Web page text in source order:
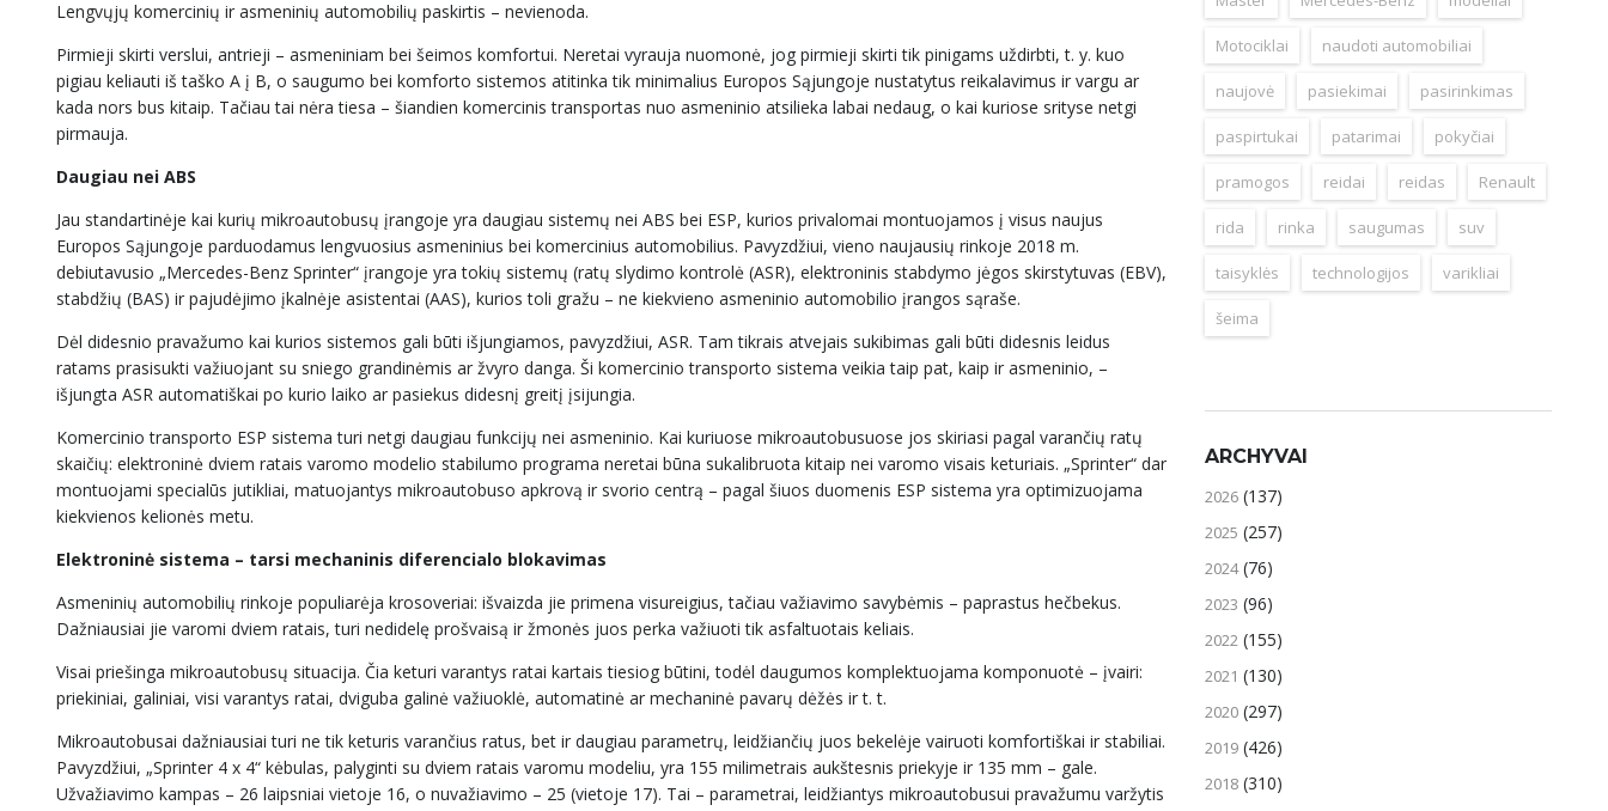
Lengvųjų komercinių ir asmeninių automobilių paskirtis – nevienoda.
Pirmieji skirti verslui, antrieji – asmeniniam bei šeimos komfortui. Neretai vyrauja nuomonė, jog pirmieji skirti tik pinigams uždirbti, t. y. kuo
pigiau keliauti iš taško A į B, o saugumo bei komforto sistemos atitinka tik minimalius Europos Sąjungoje nustatytus reikalavimus ir vargu ar
kada nors bus kitaip. Tačiau tai nėra tiesa – šiandien komercinis transportas nuo asmeninio atsilieka labai nedaug, o kai kuriose srityse netgi
pirmauja.
Daugiau nei ABS
Jau standartinėje kai kurių mikroautobusų įrangoje yra daugiau sistemų nei ABS bei ESP, kurios privalomai montuojamos į visus naujus
Europos Sąjungoje parduodamus lengvuosius asmeninius bei komercinius automobilius. Pavyzdžiui, vieno naujausių rinkoje 2018 m.
debiutavusio „Mercedes-Benz Sprinter“ įrangoje yra tokių sistemų (ratų slydimo kontrolė (ASR), elektroninis stabdymo jėgos skirstytuvas (EBV),
stabdžių (BAS) ir pajudėjimo įkalnėje asistentai (AAS), kurios toli gražu – ne kiekvieno asmeninio automobilio įrangos sąraše.
Dėl didesnio pravažumo kai kurios sistemos gali būti išjungiamos, pavyzdžiui, ASR. Tam tikrais atvejais sukibimas gali būti didesnis leidus
ratams prasisukti važiuojant su sniego grandinėmis ar žvyro danga. Ši komercinio transporto sistema veikia taip pat, kaip ir asmeninio, –
išjungta ASR automatiškai po kurio laiko ar pasiekus didesnį greitį įsijungia.
Komercinio transporto ESP sistema turi netgi daugiau funkcijų nei asmeninio. Kai kuriuose mikroautobusuose jos skiriasi pagal varančių ratų
skaičių: elektroninė dviem ratais varomo modelio stabilumo programa neretai būna sukalibruota kitaip nei varomo visais keturiais. „Sprinter“ dar
montuojami specialūs jutikliai, matuojantys mikroautobuso apkrovą ir svorio centrą – pagal šiuos duomenis ESP sistema yra optimizuojama
kiekvienos kelionės metu.
Elektroninė sistema – tarsi mechaninis diferencialo blokavimas
Asmeninių automobilių rinkoje populiarėja krosoveriai: išvaizda jie primena visureigius, tačiau važiavimo savybėmis – paprastus hečbekus.
Dažniausiai jie varomi dviem ratais, turi nedidelę prošvaisą ir žmonės juos perka važiuoti tik asfaltuotais keliais.
Visai priešinga mikroautobusų situacija. Čia keturi varantys ratai kartais tiesiog būtini, todėl daugumos komplektuojama komponuotė – įvairi:
priekiniai, galiniai, visi varantys ratai, dviguba galinė važiuoklė, automatinė ar mechaninė pavarų dėžės ir t. t.
Mikroautobusai dažniausiai turi ne tik keturis varančius ratus, bet ir daugiau parametrų, leidžiančių juos bekelėje vairuoti komfortiškai ir stabiliai.
Pavyzdžiui, „Sprinter 4 x 4“ kėbulas, palyginti su dviem ratais varomu modeliu, yra 155 milimetrais aukštesnis priekyje ir 135 mm – gale.
Užvažiavimo kampas – 26 laipsniai vietoje 16, o nuvažiavimo – 25 (vietoje 17). Tai – parametrai, leidžiantys mikroautobusui pravažumu varžytis
Motociklai naudoti automobiliai
naujovė pasiekimai pasirinkimas
paspirtukai patarimai pokyčiai
pramogos reidai reidas Renault
rida rinka saugumas suv
taisyklės technologijos varikliai
šeima
ARCHYVAI
2026 (137)
2025 (257)
2024(76)
2023 (96)
2022 (155)
2021 (130)
2020 (297)
2019 (426)
2018 (310)